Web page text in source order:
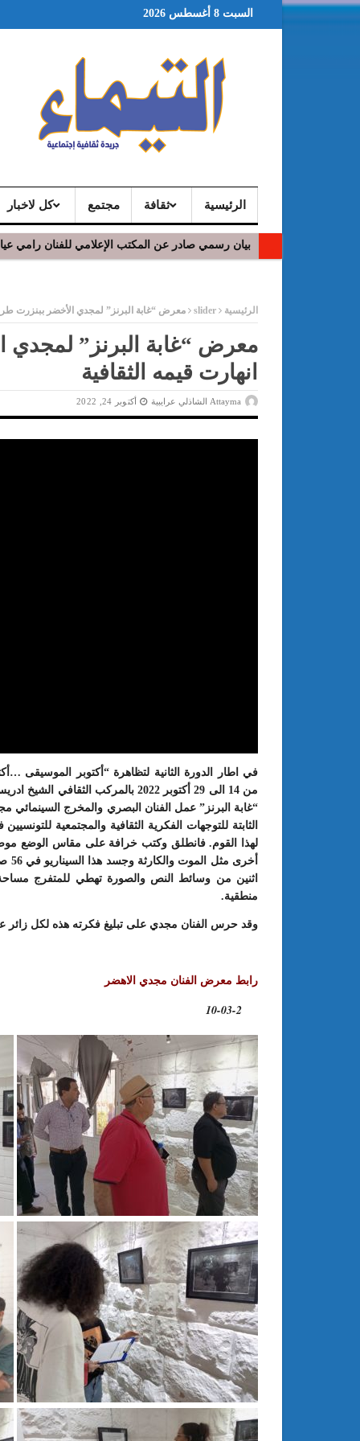
السبت 8 أغسطس 2026
الرئيسية ثقافة مجتمع كل لاخبار
بيان رسمي صادر عن المكتب الإعلامي للفنان رامي
في افتتاح مهرجان بومخلوف الدولي: رؤوف ماهر
الرئيسية slider معرض “غابة البرنز” لمجدي الأخضر ببنزرت
معرض “غابة البرنز” لمجدي
انهارت قيمه الثقافية
Attayma الشاذلي عرايبية أكتوبر 24, 2022
في اطار الدورة الثانية لتظاهرة “أكتوبر الموسيقى
من 14 الى 29 أكتوبر 2022 بالمركب
“غابة البرنز” عمل الفنان البصري والمخرج السينمائي
الثابتة للتوجهات الفكرية الثقافية والمجتمعية
لهذا القوم. فانطلق وكتب خرافة على مقاس الوضع
اثنين من وسائط النص والصورة تهطي للمتفرج مساحة
منطقية.
وقد حرس الفنان مجدي على تبليغ فكرته هذه لكل
رابط معرض الفنان مجدي الاهضر
10-03-2
عبد الستار الخليفي: مهم جدا أن
الدورة 24 للمعرض الجامعي تحت